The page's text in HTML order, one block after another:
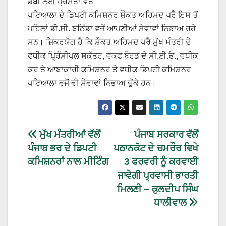
ਪਟਿਆਲਾ ਦੇ ਡਿਪਟੀ ਕਮਿਸ਼ਨਰ ਸ਼ੌਕਤ ਅਹਿਮਦ ਪਰੈ ਇਸ ਤੋਂ
ਪਹਿਲਾਂ ਡੀ.ਸੀ. ਬਠਿੰਡਾ ਵਜੋਂ ਆਪਣੀਆਂ ਸੇਵਾਵਾਂ ਨਿਭਾਅ ਰਹੇ
ਸਨ। ਜ਼ਿਕਰਯੋਗ ਹੈ ਕਿ ਸ਼ੌਕਤ ਅਹਿਮਦ ਪਰੈ ਮੁੱਖ ਮੰਤਰੀ ਦੇ
ਵਧੀਕ ਪ੍ਰਿੰਸੀਪਲ ਸਕੱਤਰ, ਵਕਫ ਬੋਰਡ ਦੇ ਸੀ.ਈ.ਓ., ਵਧੀਕ
ਕਰ ਤੇ ਆਬਾਕਾਰੀ ਕਮਿਸ਼ਨਰ ਤੇ ਵਧੀਕ ਡਿਪਟੀ ਕਮਿਸ਼ਨਰ
ਪਟਿਆਲਾ ਵਜੋਂ ਵੀ ਸੇਵਾਵਾਂ ਨਿਭਾਅ ਚੁੱਕੇ ਹਨ।
ਪੰਜਾਬ ਸਰਕਾਰ ਵੱਲੋਂ
ਪਠਾਨਕੋਟ ਦੇ ਚਮਰੌਰ ਵਿਖੇ
3 ਫਰਵਰੀ ਨੂੰ ਕਰਵਾਈ
ਜਾਵੇਗੀ ਪ੍ਰਵਾਸੀ ਭਾਰਤੀ
ਮਿਲਣੀ – ਕੁਲਦੀਪ ਸਿੰਘ
ਧਾਲੀਵਾਲ
ਮੁੱਖ ਮੰਤਰੀਆਂ ਵੱਲੋਂ
ਪੰਜਾਬ ਭਰ ਦੇ ਡਿਪਟੀ
ਕਮਿਸ਼ਨਰਾਂ ਨਾਲ ਮੀਟਿੰਗ